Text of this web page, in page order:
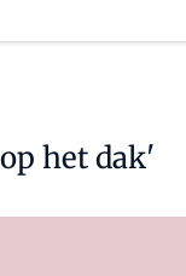
het dak'